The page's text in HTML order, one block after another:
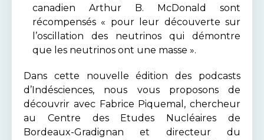
canadien Arthur B. McDonald sont
récompensés « pour leur découverte sur
l’oscillation des neutrinos qui démontre
que les neutrinos ont une masse ».
Dans cette nouvelle édition des podcasts
d’Indésciences, nous vous proposons de
découvrir avec Fabrice Piquemal, chercheur
au Centre des Etudes Nucléaires de
Bordeaux-Gradignan et directeur du